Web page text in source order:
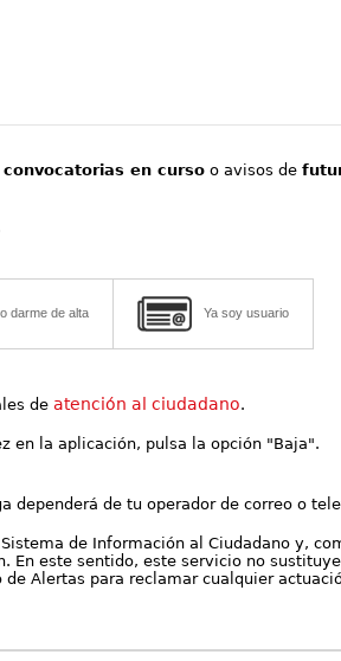
convocatorias en curso o avisos de
darme de alta Ya soy usuario
deatención al ciudadano.
en la aplicación, pulsa la opción "Baja".
dependerá de tu operador de correo o
de Información al Ciudadano y,
este sentido, este servicio no
Alertas para reclamar cualquier